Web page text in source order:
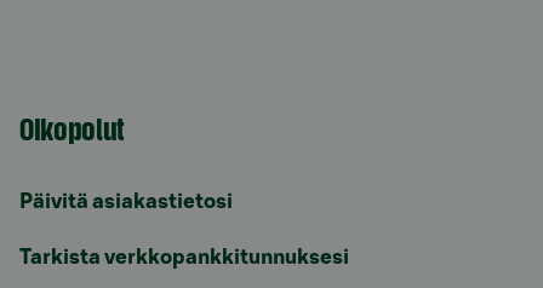
Oikopolut
Päivitä asiakastietosi
Tarkista verkkopankkitunnuksesi